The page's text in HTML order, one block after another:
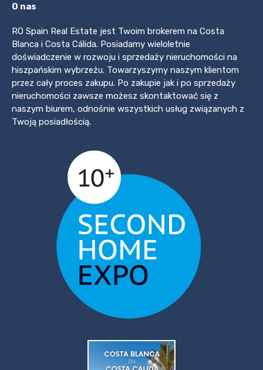
O nas
RO Spain Real Estate jest Twoim brokerem na Costa
Blanca i Costa Cálida. Posiadamy wieloletnie
doświadczenie w rozwoju i sprzedaży nieruchomości na
hiszpańskim wybrzeżu. Towarzyszymy naszym klientom
przez cały proces zakupu. Po zakupie jak i po sprzedaży
nieruchomości zawsze możesz skontaktować się z
naszym biurem, odnośnie wszystkich usług związanych z
Twoją posiadłością.